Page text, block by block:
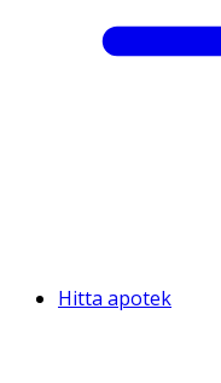
Hitta apotek